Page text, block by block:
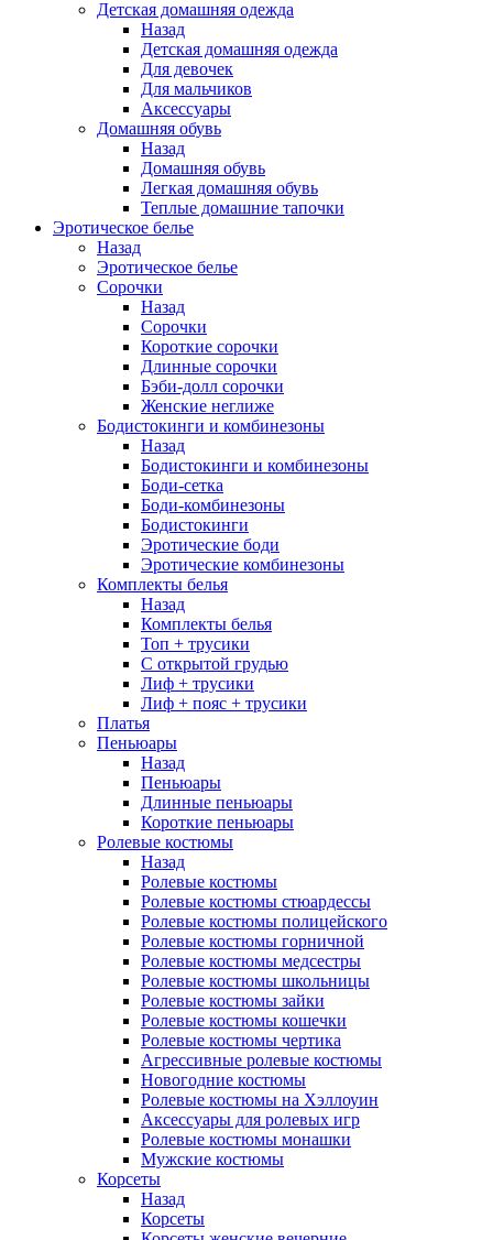
Детская домашняя одежда
Назад
Детская домашняя одежда
Для девочек
Для мальчиков
Аксессуары
Домашняя обувь
Назад
Домашняя обувь
Легкая домашняя обувь
Теплые домашние тапочки
Эротическое белье
Назад
Эротическое белье
Сорочки
Назад
Сорочки
Короткие сорочки
Длинные сорочки
Бэби-долл сорочки
Женские неглиже
Бодистокинги и комбинезоны
Назад
Бодистокинги и комбинезоны
Боди-сетка
Боди-комбинезоны
Бодистокинги
Эротические боди
Эротические комбинезоны
Комплекты белья
Назад
Комплекты белья
Топ + трусики
С открытой грудью
Лиф + трусики
Лиф + пояс + трусики
Платья
Пеньюары
Назад
Пеньюары
Длинные пеньюары
Короткие пеньюары
Ролевые костюмы
Назад
Ролевые костюмы
Ролевые костюмы стюардессы
Ролевые костюмы полицейского
Ролевые костюмы горничной
Ролевые костюмы медсестры
Ролевые костюмы школьницы
Ролевые костюмы зайки
Ролевые костюмы кошечки
Ролевые костюмы чертика
Агрессивные ролевые костюмы
Новогодние костюмы
Ролевые костюмы на Хэллоуин
Аксессуары для ролевых игр
Ролевые костюмы монашки
Мужские костюмы
Корсеты
Назад
Корсеты